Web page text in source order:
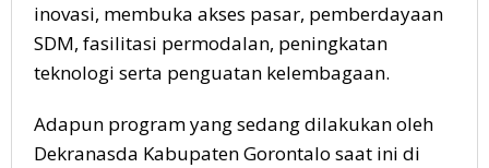
inovasi, membuka akses pasar, pemberdayaan
SDM, fasilitasi permodalan, peningkatan
teknologi serta penguatan kelembagaan.
Adapun program yang sedang dilakukan oleh
Dekranasda Kabupaten Gorontalo saat ini di